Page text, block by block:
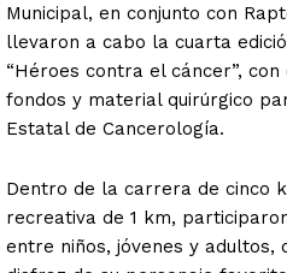
Municipal, en conjunto con
llevaron a cabo la cuarta
“Héroes contra el cáncer”,
fondos y material quirúrgico
Estatal de Cancerología.
Dentro de la carrera de cinco
recreativa de 1 km,
entre niños, jóvenes y adultos,